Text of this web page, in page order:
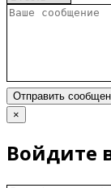
Отправить
×
Войдите